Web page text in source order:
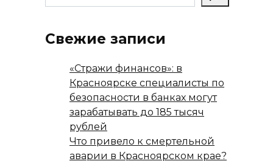
Свежие записи
«Стражи финансов»: в
Красноярске специалисты по
безопасности в банках могут
зарабатывать до 185 тысяч
рублей
Что привело к смертельной
аварии в Красноярском крае?